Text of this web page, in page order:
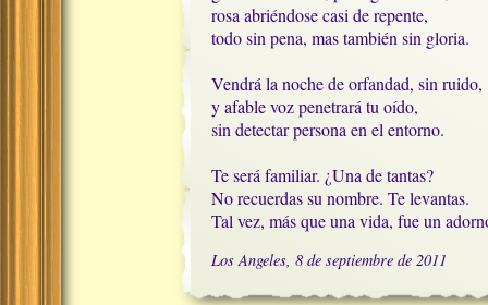
rosa abriéndose casi de repente,
todo sin pena, mas también sin gloria.
Vendrá la noche de orfandad, sin ruido,
y afable voz penetrará tu oído,
sin detectar persona en el entorno.
Te será familiar. ¿Una de tantas?
No recuerdas su nombre. Te levantas.
Tal vez, más que una vida, fue un
Los Angeles, 8 de septiembre de 2011